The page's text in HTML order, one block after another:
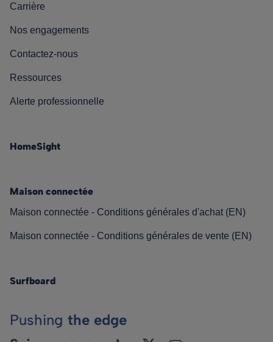
Carrière
Nos engagements
Contactez-nous
Ressources
Alerte professionnelle
HomeSight
Maison connectée
Maison connectée - Conditions générales d'achat (EN)
Maison connectée - Conditions générales de vente (EN)
Surfboard
Pushing the edge